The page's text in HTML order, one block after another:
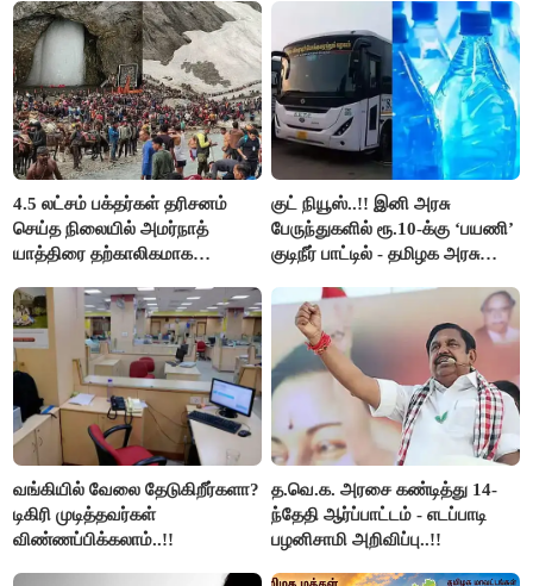
4.5 லட்சம் பக்தர்கள் தரிசனம்
செய்த நிலையில் அமர்நாத்
யாத்திரை தற்காலிகமாக
குட் நியூஸ்..!! இனி அரசு
பேருந்துகளில் ரூ.10-க்கு ‘பயணி’
குடிநீர் பாட்டில் - தமிழக அரசு
வங்கியில் வேலை தேடுகிறீர்களா?
டிகிரி முடித்தவர்கள்
விண்ணப்பிக்கலாம்..!!
த.வெ.க. அரசை கண்டித்து 14-
ந்தேதி ஆர்ப்பாட்டம் - எடப்பாடி
பழனிசாமி அறிவிப்பு..!!